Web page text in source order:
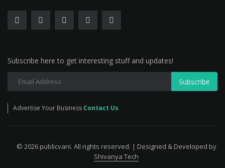
Subscribe here to get interesting stuff and updates!
Subscribe
Advertise Your Business Contact Us
© 2026 publicvani. All rights reserved. | Designed & Developed by
Shivanya Tech